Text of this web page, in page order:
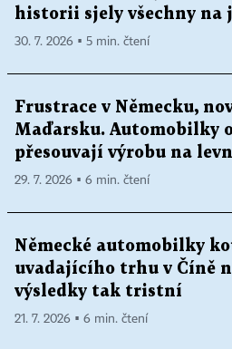
historii sjely všechny na
30. 7. 2026 ▪ 5 min. čtení
Frustrace v Německu,
Maďarsku. Automobilky
přesouvají výrobu na
29. 7. 2026 ▪ 6 min. čtení
Německé automobilky
uvadajícího trhu v Číně
výsledky tak tristní
21. 7. 2026 ▪ 6 min. čtení